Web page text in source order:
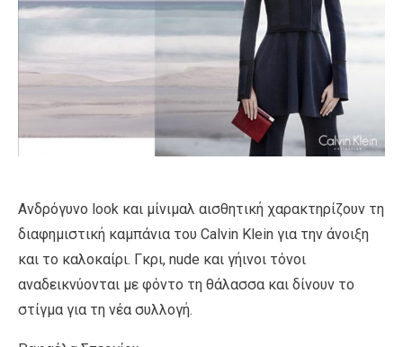
Ανδρόγυνο look και μίνιμαλ αισθητική χαρακτηρίζουν τη
διαφημιστική καμπάνια του Calvin Klein για την άνοιξη
και το καλοκαίρι. Γκρι, nude και γήινοι τόνοι
αναδεικνύονται με φόντο τη θάλασσα και δίνουν το
στίγμα για τη νέα συλλογή.